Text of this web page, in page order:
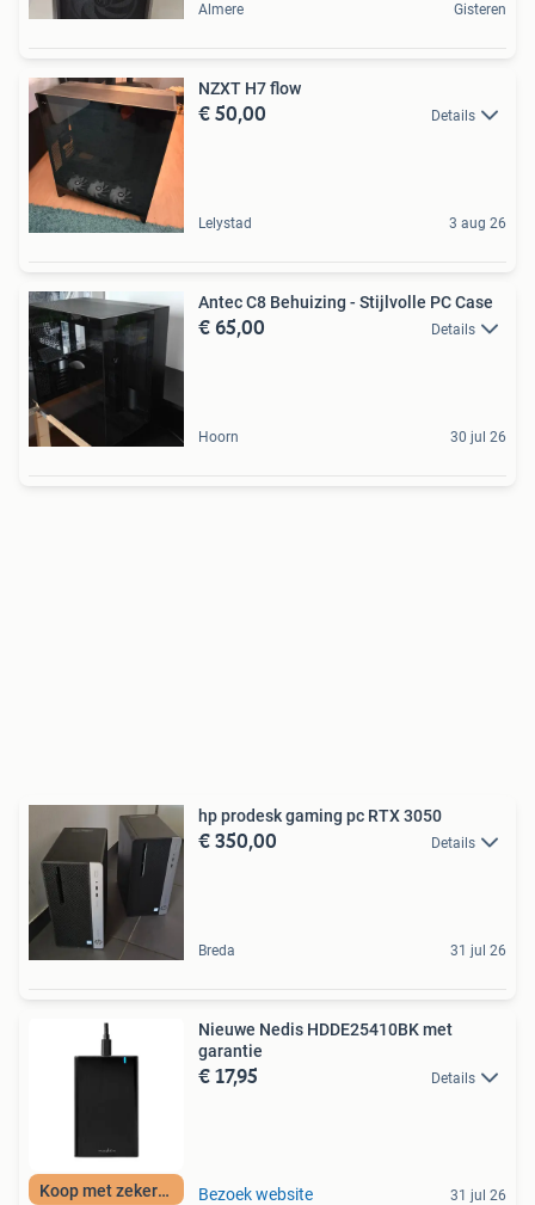
Almere Gisteren
NZXT H7 flow
€ 50,00 Details
Lelystad 3 aug 26
Antec C8 Behuizing - Stijlvolle PC Case
€ 65,00 Details
Hoorn 30 jul 26
hp prodesk gaming pc RTX 3050
€ 350,00 Details
Breda 31 jul 26
Koop met zekerheid
Nieuwe Nedis HDDE25410BK met
garantie
€ 17,95 Details
Bezoek website 31 jul 26